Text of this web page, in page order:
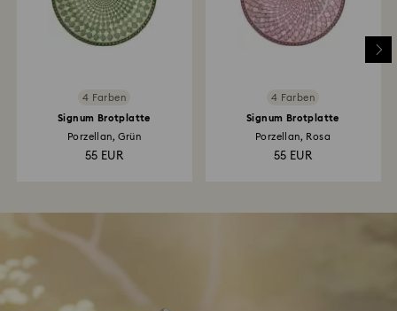
4 Farben
Signum Brotplatte
Porzellan, Grün
55 EUR
4 Farben
Signum Brotplatte
Porzellan, Rosa
55 EUR